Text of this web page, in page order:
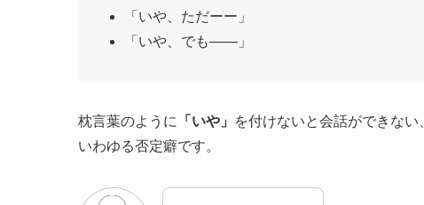
「いや、ただーー」
「いや、でも――」
枕言葉のように 「いや」
を付けないと会話ができない
いわゆる否定癖です。